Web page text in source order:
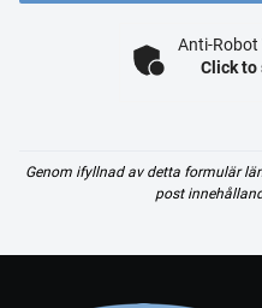
Anti-
Click
Genom ifyllnad av detta formulär
post